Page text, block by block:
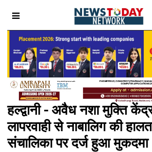
हल्द्वानी - अवैध नशा मुक्ति
लापरवाही से नाबालिग की
संचालिका पर दर्ज हुआ मुकदमा